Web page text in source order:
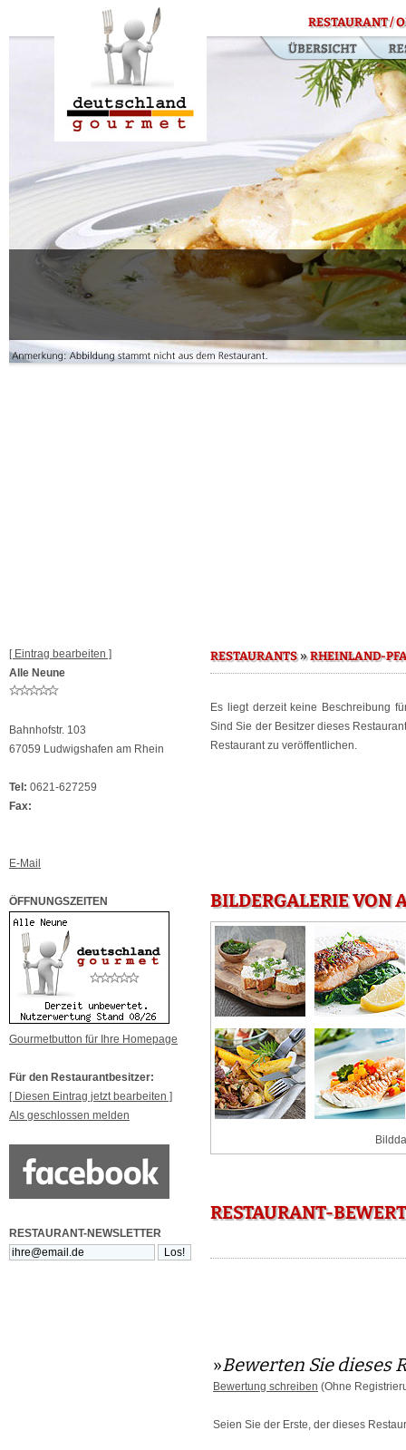
RESTAURANT /
[ Eintrag bearbeiten ]
Alle Neune
Bahnhofstr. 103
67059 Ludwigshafen am Rhein
Tel: 0621-627259
Fax:
E-Mail
ÖFFNUNGSZEITEN
Gourmetbutton für Ihre Homepage
Für den Restaurantbesitzer:
[ Diesen Eintrag jetzt bearbeiten ]
Als geschlossen melden
RESTAURANT-NEWSLETTER
RESTAURANTS»RHEINLAND-
Es liegt derzeit keine Beschreibung
Sind Sie der Besitzer dieses
Restaurant zu veröffentlichen.
BILDERGALERIE VON
RESTAURANT-
»Bewerten Sie dieses
Bewertung schreiben (Ohne
Seien Sie der Erste, der dieses